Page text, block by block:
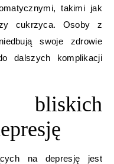
takimi jak
cukrzyca. Osoby z
swoje zdrowie
dalszych komplikacji
bliskich
na depresję jest